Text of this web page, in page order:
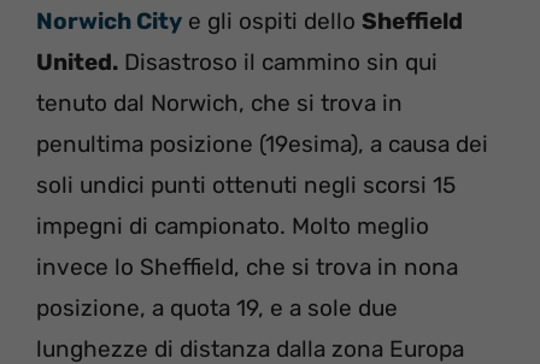
Norwich City e gli ospiti dello Sheffield
United. Disastroso il cammino sin qui
tenuto dal Norwich, che si trova in
penultima posizione (19esima), a causa dei
soli undici punti ottenuti negli scorsi 15
impegni di campionato. Molto meglio
invece lo Sheffield, che si trova in nona
posizione, a quota 19, e a sole due
lunghezze di distanza dalla zona Europa